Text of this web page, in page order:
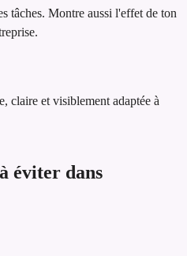
tâches. Montre aussi l'effet de ton
claire et visiblement adaptée à
éviter dans